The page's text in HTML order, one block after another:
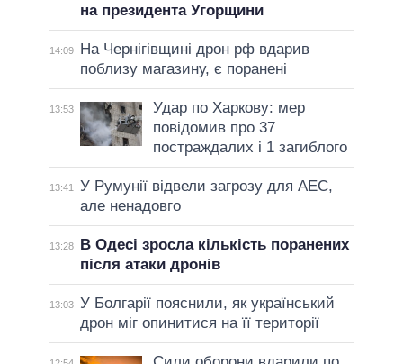
на президента Угорщини
14:09
На Чернігівщині дрон рф вдарив
поблизу магазину, є поранені
13:53
Удар по Харкову: мер
повідомив про 37
постраждалих і 1 загиблого
13:41
У Румунії відвели загрозу для АЕС,
але ненадовго
13:28
В Одесі зросла кількість поранених
після атаки дронів
13:03 У Болгарії пояснили, як український
дрон міг опинитися на її території